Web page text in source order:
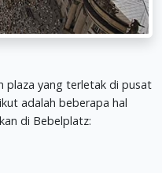
plaza yang terletak di pusat
adalah beberapa hal
di Bebelplatz: